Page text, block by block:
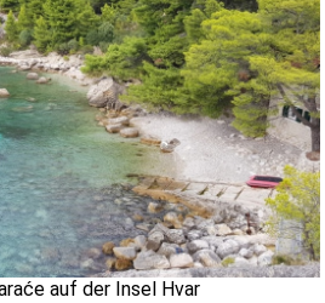
auf der Insel Hvar